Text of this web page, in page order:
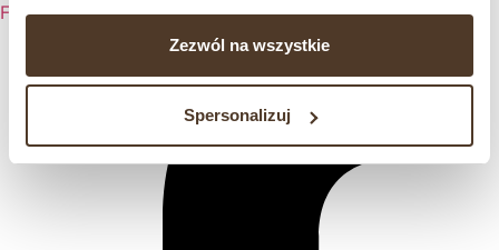
Zezwól na wszystkie
Spersonalizuj
Facebook-f